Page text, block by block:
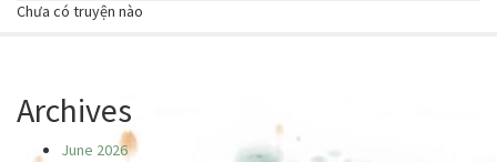
Chưa có truyện nào
Archives
June 2026